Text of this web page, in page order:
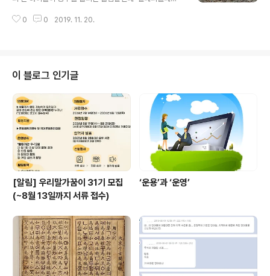
돌아와서 방문을 여니까 아내가 무언가를 입에 넣으려다가
속옷이 물살에 벗겨지자 동무들이 둘러싸고 “얼레리꼴레
로의 독특함으로 우리말을 맛깔스럽게 만드는 데에 한몫을
해왔다. 울산지방에서 구전돼 내려오는 놀림말 가운데 “달
았다, 달았다, 황소부지깽이가 달았다.”가 있다. 아주 화가
많이 나 있는 상대방의 화를 자꾸 돋우는 놀림말이다. “불
난 집에 부채질한다.”가 직설적인 데 반해, 재미있는 비유
로 유희적인 맛을 보태준다...
0 0 2019. 11. 20.
이 블로그 인기글
[알림] 우리말가꿈이 31기 모집
(~8월 13일까지 서류 접수)
‘운용’과 ‘운영’